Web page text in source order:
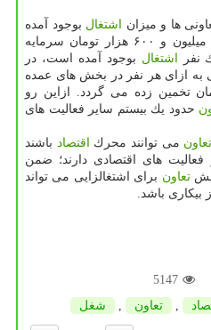
ها و میزان
اشتغال بوجود آمده
نشان می دهد، به ازای هر ۱۰ میلیون و ۶۰۰ هزار تومان سرمایه
نفر اشتغال بوجود آمده است، در
به ازای هر نفر در بخش های عمده
میلیون تومان تخمین زده می گردد. ازاین رو
حدود یك بیستم سایر فعالیت های
تعاون می توانند محرك اقتصاد باشند
های اقتصادی دارند؛ ضمن
تعاون برای اشتغالزایی می تواند
بیكاری باشد.
5147
, تعاون , شغل